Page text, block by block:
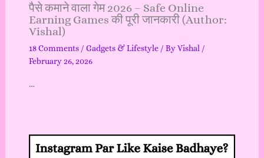
पैसे कमाने वाला गेम 2026 – Safe Online
Earning Games की पूरी जानकारी (Author:
Vishal)
18 Comments / Gadgets & Lifestyle/ ByVishal /
February 26, 2026
…